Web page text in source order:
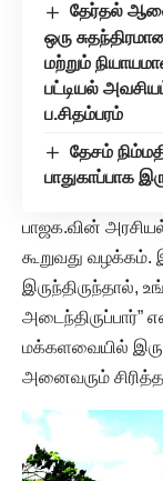
தேர்தல்
ஒரு
மற்றும்
பட்டியல்
ப.சிதம்பரம்
தேசம்
பாதுகாப்பாக
பாஜக.வின்
கூறுவது வழக்கம்.
இருந்திருந்தால்,
அடைந்திருப்பார்”
மக்களவையில்
அனைவரும்